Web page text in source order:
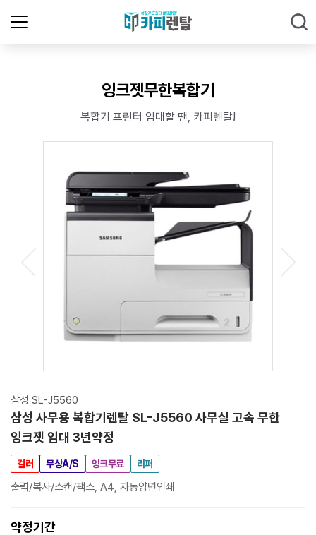
잉크젯무한복합기
복합기 프린터 임대할 땐, 카피렌탈!
삼성 SL-J5560
삼성 사무용 복합기렌탈 SL-J5560 사무실 고속 무한
잉크젯 임대 3년약정
컬러 무상A/S 잉크무료 리퍼
출력/복사/스캔/팩스, A4, 자동양면인쇄
약정기간